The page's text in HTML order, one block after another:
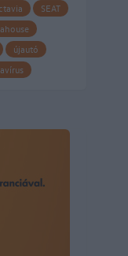
SEAT
újautó